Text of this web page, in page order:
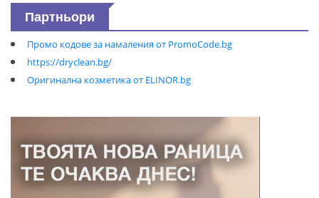
Партньори
Промо кодове за намаления от PromoCode.bg
https://dryclean.bg/
Оригинална козметика от ELINOR.bg